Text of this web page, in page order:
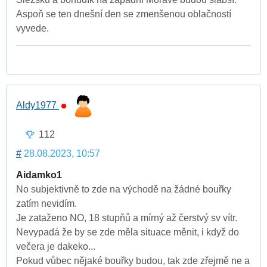
Aspoň se ten dnešní den se zmenšenou oblačností
vyvede.
Aldy1977
112
# 28.08.2023, 10:57
Aidamko1
No subjektivně to zde na východě na žádné bouřky
zatím nevidím.
Je zataženo NO, 18 stupňů a mírný až čerstvý sv vítr.
Nevypadá že by se zde měla situace měnit, i když do
večera je dakeko...
Pokud vůbec nějaké bouřky budou, tak zde zřejmě ne a